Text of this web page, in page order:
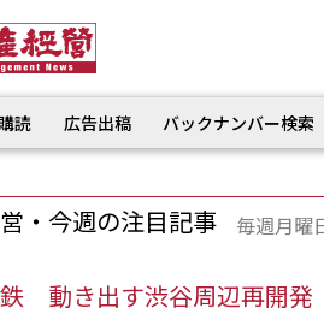
読 広告出稿 バックナンバー検索
・今週の注目記事 毎週月曜
動き出す渋谷周辺再開